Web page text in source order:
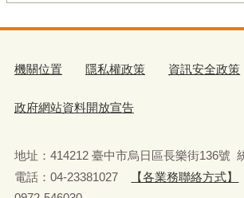
機關位置 隱私權政策 資訊安全政策
政府網站資料開放宣告
地址：414212 臺中市烏日區長樂街136號
電話：04-23381027
【各業務聯絡方式】